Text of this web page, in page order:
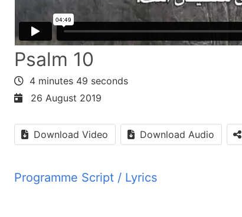
Psalm 10
4 minutes 49 seconds
26 August 2019
Download Video Download Audio
Programme Script / Lyrics